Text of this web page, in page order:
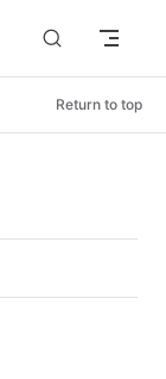
Return to top